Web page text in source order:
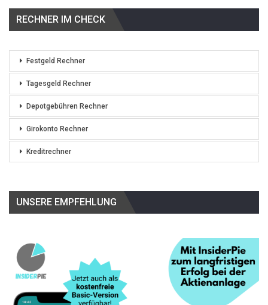
RECHNER IM CHECK
Festgeld Rechner
Tagesgeld Rechner
Depotgebühren Rechner
Girokonto Rechner
Kreditrechner
UNSERE EMPFEHLUNG